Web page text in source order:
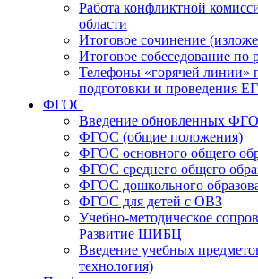
Работа конфликтной
области
Итоговое сочинение
Итоговое собеседование по
Телефоны «горячей линии»
подготовки и проведения
ФГОС
Введение обновленных
ФГОС (общие положения)
ФГОС основного общего
ФГОС среднего общего
ФГОС дошкольного
ФГОС для детей с ОВЗ
Учебно-методическое
Развитие ШИБЦ
Введение учебных
технология)